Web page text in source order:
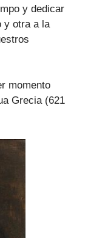
y dedicar
y otra a la
momento
Grecia (621